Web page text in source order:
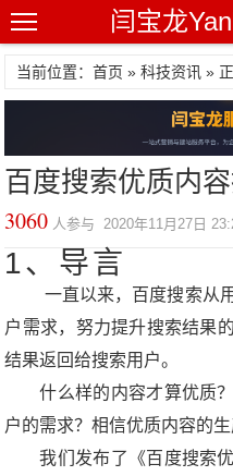
闫宝龙
当前位置：首页 »科技资讯 »
百度搜索优质内
3060 人参与 2020年11月27日
1、导言
一直以来，百度搜索从
户需求，努力提升搜索结果
结果返回给搜索用户。
什么样的内容才算优质
户的需求？相信优质内容的生
我们发布了《百度搜索